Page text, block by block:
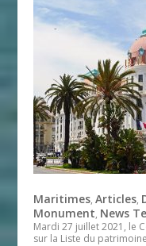
Maritimes,Articles,
Monument, News
Mardi 27 juillet 2021, le
sur la Liste du